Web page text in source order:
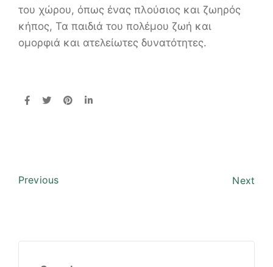
του χώρου, όπως ένας πλούσιος και ζωηρός
κήπος, Τα παιδιά του πολέμου ζωή και
ομορφιά και ατελείωτες δυνατότητες.
Previous Next